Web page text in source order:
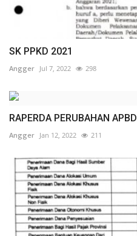
SK PPKD 2021
Angger Jul 7, 2022 298
RAPERDA PERUBAHAN APBD
Angger Jan 12, 2022 211